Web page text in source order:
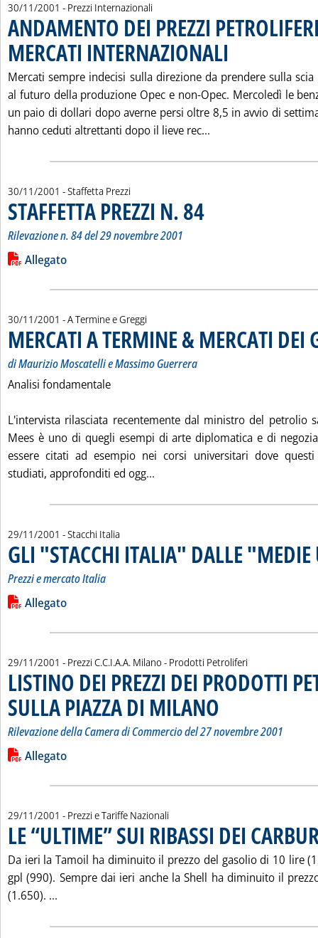
30/11/2001 - Prezzi Internazionali
ANDAMENTO DEI PREZZI
MERCATI INTERNAZIONALI
Mercati sempre indecisi sulla direzione da prendere sulla scia
al futuro della produzione Opec e non-Opec. Mercoledì le
un paio di dollari dopo averne persi oltre 8,5 in avvio di
hanno ceduti altrettanti dopo il lieve rec...
30/11/2001 - Staffetta Prezzi
STAFFETTA PREZZI N. 84
Rilevazione n. 84 del 29 novembre 2001
Leggi tutta la notizia: 'STAFFETTA PREZZI N. 84'
Lista allegati PDF alla notizia
Allegato
30/11/2001 - A Termine e Greggi
MERCATI A TERMINE & MERCATI DEI
di Maurizio Moscatelli e Massimo Guerrera
Analisi fondamentale
L'intervista rilasciata recentemente dal ministro del petrolio
Mees è uno di quegli esempi di arte diplomatica e di
essere citati ad esempio nei corsi universitari dove
studiati, approfonditi ed ogg...
29/11/2001 - Stacchi Italia
GLI "STACCHI ITALIA" DALLE
Prezzi e mercato Italia
Leggi tutta la notizia: 'GLI "STACCHI ITALIA" DALLE "MEDIE
Lista allegati PDF alla notizia
Allegato
29/11/2001 - Prezzi C.C.I.A.A. Milano - Prodotti Petroliferi
LISTINO DEI PREZZI DEI PRODOTTI
SULLA PIAZZA DI MILANO
Rilevazione della Camera di Commercio del 27 novembre 2001
Leggi tutta la notizia: 'LISTINO DEI PREZZI DEI PRODOTTI
Lista allegati PDF alla notizia
Allegato
29/11/2001 - Prezzi e Tariffe Nazionali
LE “ULTIME” SUI RIBASSI DEI
Da ieri la Tamoil ha diminuito il prezzo del gasolio di 10 lire
gpl (990). Sempre dai ieri anche la Shell ha diminuito il
(1.650). ...